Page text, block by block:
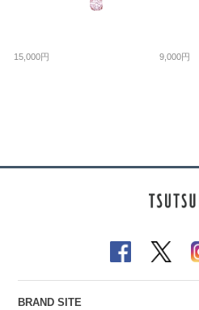
15,000円 9,000円
BRAND SITE